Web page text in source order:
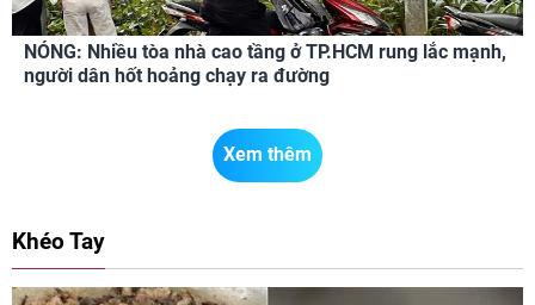
NÓNG: Nhiều tòa nhà cao tầng ở TP.HCM rung lắc mạnh,
người dân hốt hoảng chạy ra đường
Xem thêm
Khéo Tay